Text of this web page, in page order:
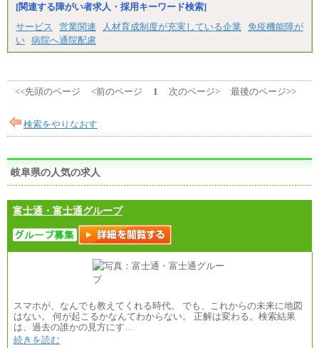
[関連する障がい者求人・採用キーワード検索]
サービス
営業関連 人材育成制度が充実している企業
免疫機能障が
い 病院へ通院配慮
<<先頭のページ <前のページ 1 次のページ> 最後のページ>>
検索をやりなおす
岐阜県の人気の求人
富士通・富士通グループ
スマホが、なんでも教えてくれる時代。 でも、これからの未来に地図
はない。 何が起こるかなんてわからない。 正解は変わる。検索結果
は、過去の誰かの見方にす…
続きを読む